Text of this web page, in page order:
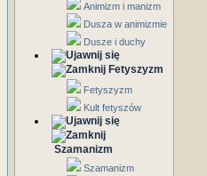
Animizm i manizm
Dusza w animizmie
Dusze i duchy
Fetyszyzm
Fetyszyzm
Kult fetyszów
Szamanizm
Szamanizm